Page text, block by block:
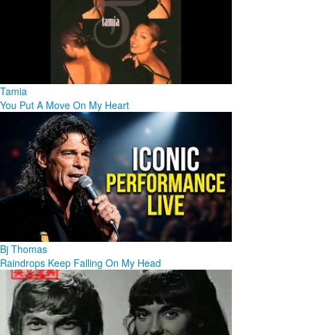
Tamia
You Put A Move On My Heart
Bj Thomas
Raindrops Keep Falling On My Head